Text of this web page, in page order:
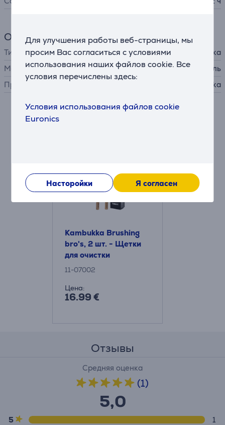
Для улучшения работы веб-страницы, мы
просим Вас согласиться с условиями
использования наших файлов cookie. Все
условия перечислены здесь:
Условия использования файлов cookie
Euronics
Насторойки Я согласен
Общий параметр
Тип
Термокружка
Материал
нержавеющая сталь
Производитель
Kambukka
Kambukka Brushing
bro's, 2 шт. - Щетки
для очистки
11-07002
Цена:
16.99 €
Отзывы
Средняя оценка
(1)
5,0
5
1